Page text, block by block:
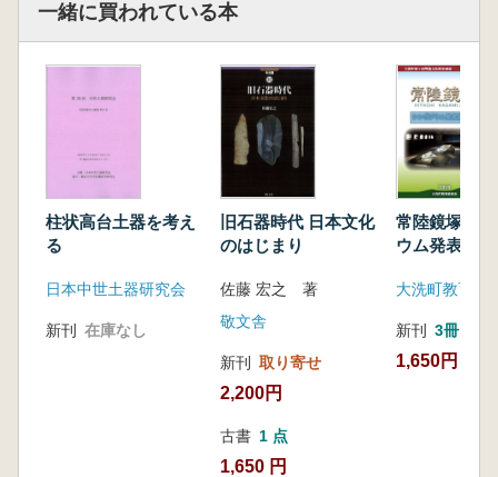
一緒に買われている本
柱状高台土器を考え
る
日本中世土器研究会
新刊 在庫なし
旧石器時代 日本文化
のはじまり
佐藤 宏之 著
敬文舎
新刊 取り寄せ
2,200円
古書 1 点
1,650 円
常陸鏡塚 シ
ウム発表資
大洗町教育委
新刊 3冊
1,650円